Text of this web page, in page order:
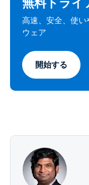
高速、安全、使
ウェア
開始する